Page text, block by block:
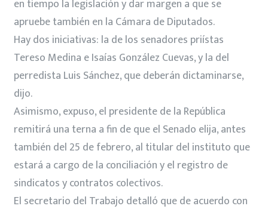
en tiempo la legislación y dar margen a que se
apruebe también en la Cámara de Diputados.
Hay dos iniciativas: la de los senadores priístas
Tereso Medina e Isaías González Cuevas, y la del
perredista Luis Sánchez, que deberán dictaminarse,
dijo.
Asimismo, expuso, el presidente de la República
remitirá una terna a fin de que el Senado elija, antes
también del 25 de febrero, al titular del instituto que
estará a cargo de la conciliación y el registro de
sindicatos y contratos colectivos.
El secretario del Trabajo detalló que de acuerdo con